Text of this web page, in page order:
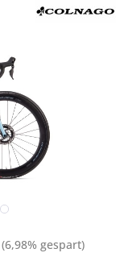
(6,98% gespart)